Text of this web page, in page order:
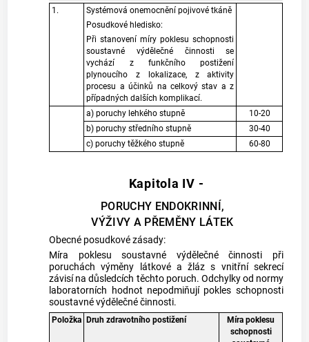
1.
Systémová onemocnění pojivové tkáně
Posudkové hledisko:
Při stanovení míry poklesu schopnosti
soustavné výdělečné činnosti se
vychází z funkčního postižení
plynoucího z lokalizace, z aktivity
procesu a účinků na celkový stav a z
případných dalších komplikací.
a) poruchy lehkého stupně
10-20
b) poruchy středního stupně
30-40
c) poruchy těžkého stupně
60-80
Kapitola IV -
PORUCHY ENDOKRINNÍ,
VÝŽIVY A PŘEMĚNY LÁTEK
Obecné posudkové zásady:
Míra poklesu soustavné výdělečné činnosti při
poruchách výměny látkové a žláz s vnitřní sekrecí
závisí na důsledcích těchto poruch. Odchylky od normy
laboratorních hodnot nepodmiňují pokles schopnosti
soustavné výdělečné činnosti.
Položka Druh zdravotního postižení
Míra poklesu
schopnosti